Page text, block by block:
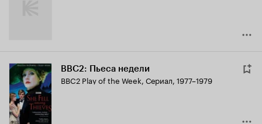
BBC2: Пьеса недели
BBC2 Play of the Week, Сериал, 1977–1979